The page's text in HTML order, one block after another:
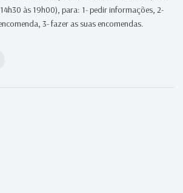
às 19h00), para: 1- pedir informações, 2-
3- fazer as suas encomendas.